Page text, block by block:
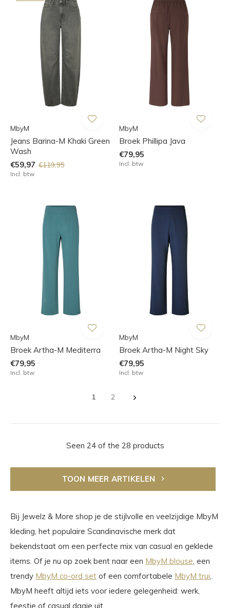
MbyM
Jeans Barina-M Khaki Green
Wash
€59,97 €119,95
Incl. btw
MbyM
Broek Phillipa Java
€79,95
Incl. btw
MbyM
Broek Artha-M Mediterra
€79,95
Incl. btw
MbyM
Broek Artha-M Night Sky
€79,95
Incl. btw
1 2
Seen 24 of the 28 products
TOON MEER ARTIKELEN
Bij Jewelz & More shop je de stijlvolle en veelzijdige MbyM
kleding, het populaire Scandinavische merk dat
bekendstaat om een perfecte mix van casual en geklede
items. Of je nu op zoek bent naar een MbyM blouse, een
trendy MbyM co-ord set of een comfortabele MbyM trui,
MbyM heeft altijd iets voor iedere gelegenheid: werk,
feestje of casual dagje uit.